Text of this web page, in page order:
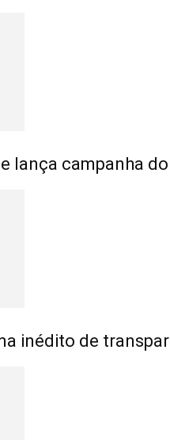
lança campanha
inédito de